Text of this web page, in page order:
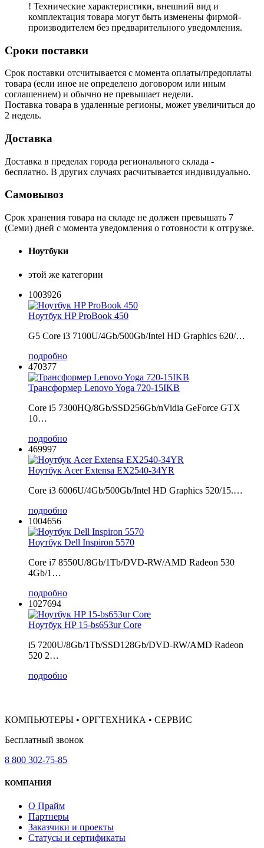
! Технические характеристики, внешний вид и
комплектация товара могут быть изменены фирмой-
производителем без предварительного уведомления.
Сроки поставки
Срок поставки отсчитывается с момента оплаты/предоплаты
товара (если иное не определено договором или иным
соглашением) и обычно не превышает недели.
Поставка товара в удаленные регионы, может увеличиться до
2 недель.
Доставка
Доставка в пределах города регионального склада -
бесплатно. В других случаях расчитывается индивидуально.
Самовывоз
Срок хранения товара на складе не должен превышать 7
(Семи) дней с момента уведомления о готовности к отгрузке.
Ноутбуки
этой же категории
1003926
Ноутбук HP ProBook 450
G5 Core i3 7100U/4Gb/500Gb/Intel HD Graphics 620/…
подробно
470377
Трансформер Lenovo Yoga 720-15IKB
Core i5 7300HQ/8Gb/SSD256Gb/nVidia GeForce GTX
10…
подробно
469997
Ноутбук Acer Extensa EX2540-34YR
Core i3 6006U/4Gb/500Gb/Intel HD Graphics 520/15.…
подробно
1004656
Ноутбук Dell Inspiron 5570
Core i7 8550U/8Gb/1Tb/DVD-RW/AMD Radeon 530
4Gb/1…
подробно
1027694
Ноутбук HP 15-bs653ur Core
i5 7200U/8Gb/1Tb/SSD128Gb/DVD-RW/AMD Radeon
520 2…
подробно
КОМПЬЮТЕРЫ • ОРГТЕХНИКА • СЕРВИС
Бесплатный звонок
8 800 302-75-85
КОМПАНИЯ
О Прайм
Партнеры
Заказчики и проекты
Статусы и сертификаты